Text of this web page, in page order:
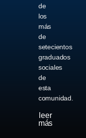
de
los
más
de
setecientos
graduados
sociales
de
esta
comunidad.
leer
más